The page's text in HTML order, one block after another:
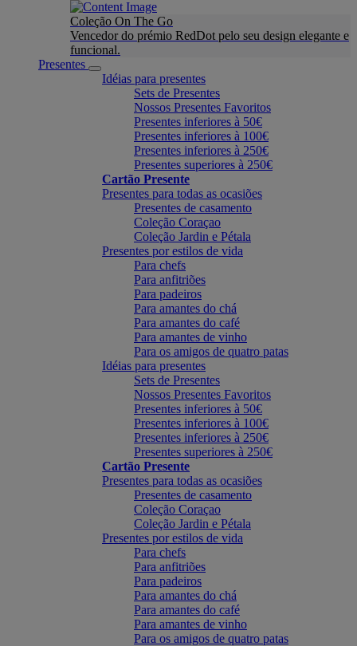
Coleção On The Go
Vencedor do prémio RedDot pelo seu design elegante e
funcional.
Presentes
Idéias para presentes
Sets de Presentes
Nossos Presentes Favoritos
Presentes inferiores à 50€
Presentes inferiores à 100€
Presentes inferiores à 250€
Presentes superiores à 250€
Cartão Presente
Presentes para todas as ocasiões
Presentes de casamento
Coleção Coraçao
Coleção Jardin e Pétala
Presentes por estilos de vida
Para chefs
Para anfitriões
Para padeiros
Para amantes do chá
Para amantes do café
Para amantes de vinho
Para os amigos de quatro patas
Idéias para presentes
Sets de Presentes
Nossos Presentes Favoritos
Presentes inferiores à 50€
Presentes inferiores à 100€
Presentes inferiores à 250€
Presentes superiores à 250€
Cartão Presente
Presentes para todas as ocasiões
Presentes de casamento
Coleção Coraçao
Coleção Jardin e Pétala
Presentes por estilos de vida
Para chefs
Para anfitriões
Para padeiros
Para amantes do chá
Para amantes do café
Para amantes de vinho
Para os amigos de quatro patas